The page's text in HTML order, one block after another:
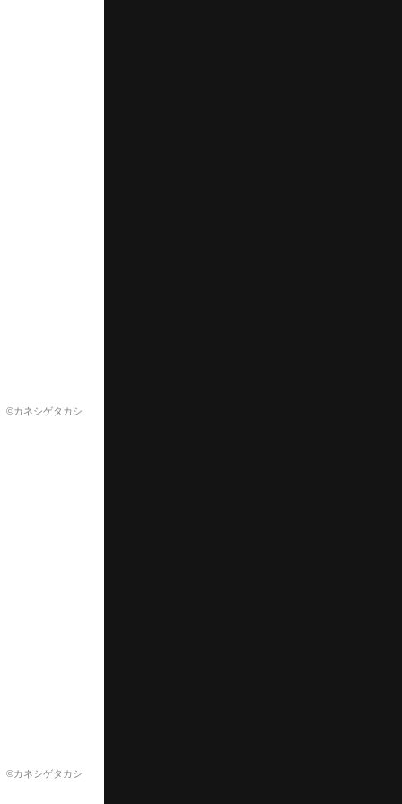
©カネシゲタカシ
©カネシゲタカシ